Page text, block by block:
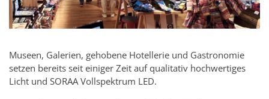
Museen, Galerien, gehobene Hotellerie und Gastronomie
setzen bereits seit einiger Zeit auf qualitativ hochwertiges
Licht und SORAA Vollspektrum LED.